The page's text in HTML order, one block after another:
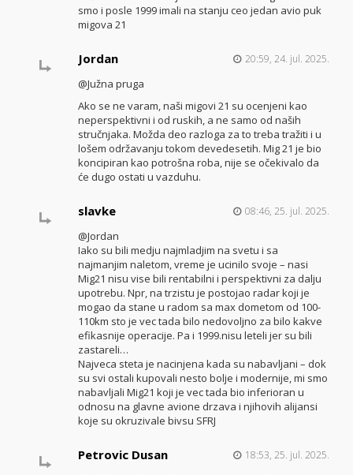
smo i posle 1999 imali na stanju ceo jedan avio puk
migova 21
Jordan 20:59, 24. jul. 2025.
@Južna pruga
Ako se ne varam, naši migovi 21 su ocenjeni kao
neperspektivni i od ruskih, a ne samo od naših
stručnjaka. Možda deo razloga za to treba tražiti i u
lošem održavanju tokom devedesetih. Mig 21 je bio
koncipiran kao potrošna roba, nije se očekivalo da
će dugo ostati u vazduhu.
slavke 08:46, 25. jul. 2025.
@Jordan
Iako su bili medju najmladjim na svetu i sa
najmanjim naletom, vreme je ucinilo svoje – nasi
Mig21 nisu vise bili rentabilni i perspektivni za dalju
upotrebu. Npr, na trzistu je postojao radar koji je
mogao da stane u radom sa max dometom od 100-
110km sto je vec tada bilo nedovoljno za bilo kakve
efikasnije operacije. Pa i 1999.nisu leteli jer su bili
zastareli…
Najveca steta je nacinjena kada su nabavljani – dok
su svi ostali kupovali nesto bolje i modernije, mi smo
nabavljali Mig21 koji je vec tada bio inferioran u
odnosu na glavne avione drzava i njihovih alijansi
koje su okruzivale bivsu SFRJ
Petrovic Dusan 18:53, 25. jul. 2025.